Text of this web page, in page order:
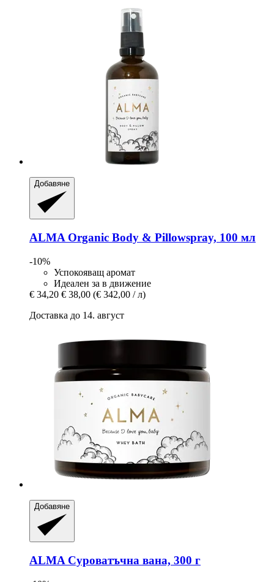
Добавяне
ALMAOrganic Body & Pillowspray, 100 мл
-10%
Успокояващ аромат
Идеален за в движение
€ 34,20 € 38,00 (€ 342,00 / л)
Доставка до 14. август
Добавяне
ALMA Суроватъчна вана, 300 г